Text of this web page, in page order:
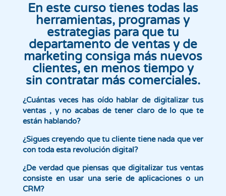
En este curso tienes todas las
herramientas, programas y
estrategias para que tu
departamento de ventas y de
marketing consiga más nuevos
clientes, en menos tiempo y
sin contratar más comerciales.
¿Cuántas veces has oído hablar de digitalizar tus
ventas , y no acabas de tener claro de lo que te
están hablando?
¿Sigues creyendo que tu cliente tiene nada que ver
con toda esta revolución digital?
¿De verdad que piensas que digitalizar tus ventas
consiste en usar una serie de aplicaciones o un
CRM?